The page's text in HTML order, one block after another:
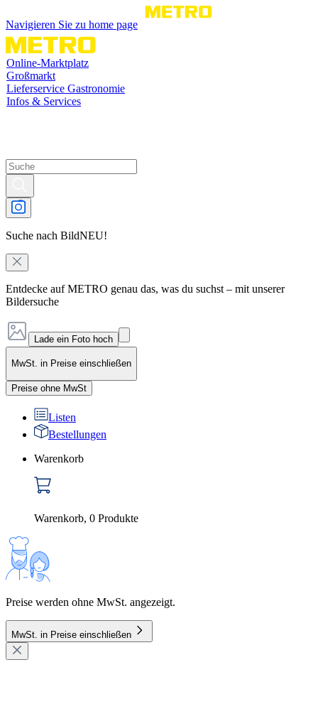
Navigieren Sie zu home page
Online-Marktplatz
Großmarkt
Lieferservice Gastronomie
Infos & Services
Suche nach BildNEU!
Entdecke auf METRO genau das, was du suchst – mit unserer
Bildersuche
Lade ein Foto hoch
MwSt. in Preise einschließen
Preise ohne MwSt
Listen
Bestellungen
Warenkorb
Warenkorb, 0 Produkte
Preise werden ohne MwSt. angezeigt.
MwSt. in Preise einschließen